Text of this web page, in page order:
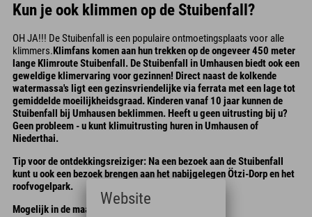
Kun je ook klimmen op de Stuibenfall?
OH JA!!! De Stuibenfall is een populaire ontmoetingsplaats voor alle
klimmers.Klimfans komen aan hun trekken op de ongeveer 450 meter
langeKlimroute Stuibenfall. De Stuibenfall in Umhausen biedt ook een
geweldige klimervaring voor gezinnen! Direct naast de kolkende
watermassa's ligt een gezinsvriendelijke via ferrata met een lage tot
gemiddelde moeilijkheidsgraad. Kinderen vanaf 10 jaar kunnen de
Stuibenfall bij Umhausen beklimmen. Heeft u geen uitrusting bij u?
Geen probleem - u kunt klimuitrusting huren in Umhausen of
Niederthai.
Tip voor de ontdekkingsreiziger: Na een bezoek aan de Stuibenfall
kunt u ook een bezoek brengen aan het nabijgelegen Ötzi-Dorp en het
roofvogelpark.
Mogelijk in de maanden
Website